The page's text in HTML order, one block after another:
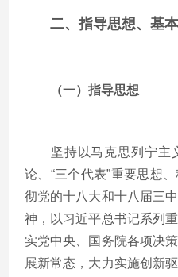
二、指导思想、基
（一）指导思想
坚持以马克思列宁主
论、“三个代表”重要思想
彻党的十八大和十八届三
神，以习近平总书记系列
实党中央、国务院各项决
展新常态，大力实施创新